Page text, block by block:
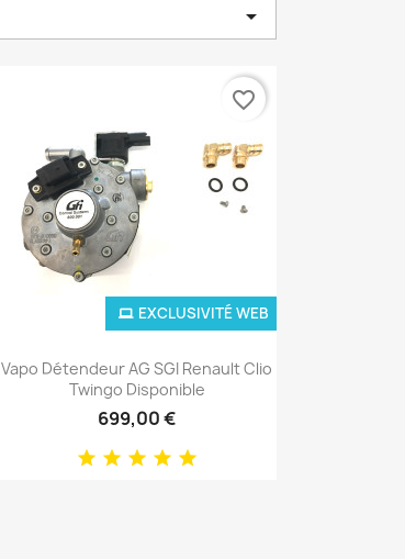

Aperçu rapide
Vapo Détendeur AG SGI Renault Clio
Twingo Disponible
699,00 €
EXCLUSIVITÉ WEB
favorite_border